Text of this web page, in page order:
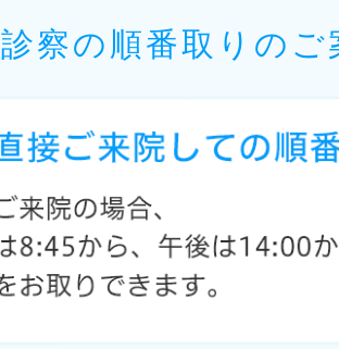
診察の順番取りのご